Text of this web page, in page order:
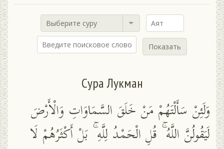
Выберите суру
Показать
Сура Лукман
وَلَئِنْ سَأَلْتَهُمْ مَنْ خَلَقَ السَّمَاوَاتِ وَالْأَرْضَ
لَيَقُولُنَّ اللَّهُ ۚ قُلِ الْحَمْدُ لِلَّهِ ۚ بَلْ أَكْثَرُهُمْ لَا